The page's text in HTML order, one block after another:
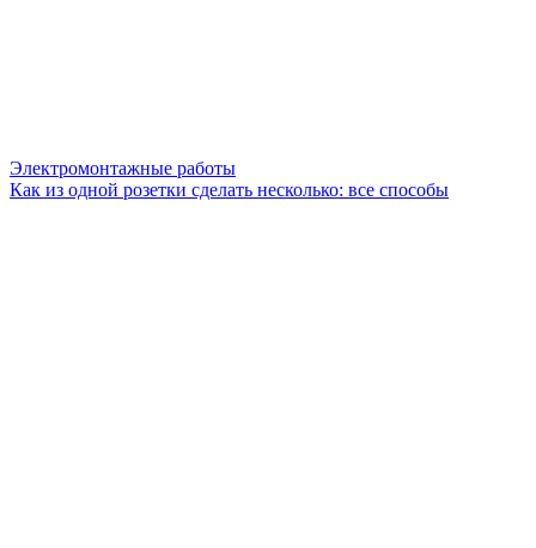
Электромонтажные работы
Как из одной розетки сделать несколько: все способы